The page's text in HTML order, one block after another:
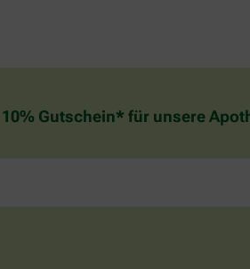
Gutschein* für unsere